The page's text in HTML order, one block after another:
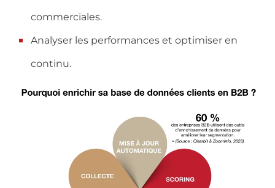
commerciales.
Analyser les performances et optimiser en
continu.